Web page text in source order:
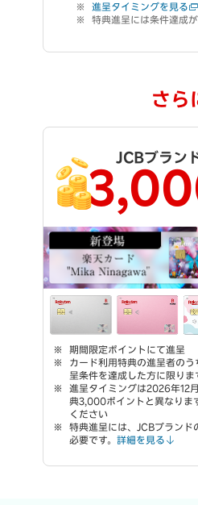
進呈タイミングを見る
特典進呈には条件達成が
さら
JCBブラン
期間限定ポイントにて進呈
カード利用特典の進呈者の
呈条件を達成した方に限りま
進呈タイミングは2026年12
典3,000ポイントと異なりま
ください
特典進呈には、JCBブランド
必要です。 詳細を見る